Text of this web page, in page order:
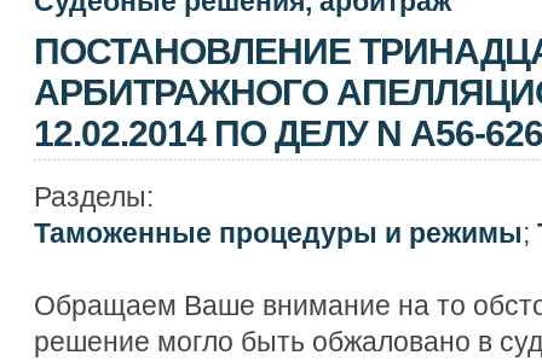
ПОСТАНОВЛЕНИЕ
АРБИТРАЖНОГО
12.02.2014 ПО ДЕЛУ N А56-
Разделы:
Таможенные процедуры и режимы;
Обращаем Ваше внимание на то
решение могло быть обжаловано в